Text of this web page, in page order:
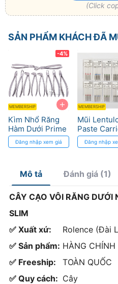
(Click
SẢN PHẨM KHÁCH ĐÃ
+
-4%
MEMBERSHIP
Kìm Nhổ Răng
Hàm Dưới Prime
– Tối ưu thao tác,
bền bỉ trong
Đăng nhập xem giá
MEMBERSHIP
Mũi
Paste
Mani - Độ
hồi cao, tái
Đăng nhập
Mô tả Đánh giá (1)
CÂY CẠO VÔI RĂNG DƯỚI
SLIM
✅ Xuất xứ:
Rolence (Đài
✅ Sản phẩm: HÀNG CHÍNH
✅ Freeship:
TOÀN QUỐC
✅ Quy cách: Cây